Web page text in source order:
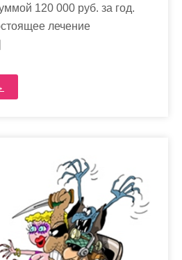
120 000 руб. за год.
лечение